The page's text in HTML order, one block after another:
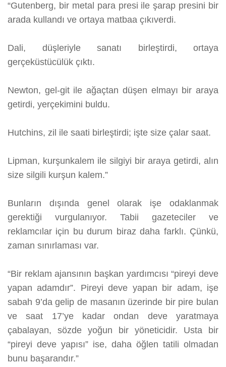
“Gutenberg, bir metal para presi ile şarap presini bir
arada kullandı ve ortaya matbaa çıkıverdi.
Dali, düşleriyle sanatı birleştirdi, ortaya
gerçeküstücülük çıktı.
Newton, gel-git ile ağaçtan düşen elmayı bir araya
getirdi, yerçekimini buldu.
Hutchins, zil ile saati birleştirdi; işte size çalar saat.
Lipman, kurşunkalem ile silgiyi bir araya getirdi, alın
size silgili kurşun kalem.”
Bunların dışında genel olarak işe odaklanmak
gerektiği vurgulanıyor. Tabii gazeteciler ve
reklamcılar için bu durum biraz daha farklı. Çünkü,
zaman sınırlaması var.
“Bir reklam ajansının başkan yardımcısı “pireyi deve
yapan adamdır”. Pireyi deve yapan bir adam, işe
sabah 9’da gelip de masanın üzerinde bir pire bulan
ve saat 17’ye kadar ondan deve yaratmaya
çabalayan, sözde yoğun bir yöneticidir. Usta bir
“pireyi deve yapısı” ise, daha öğlen tatili olmadan
bunu başarandır.”